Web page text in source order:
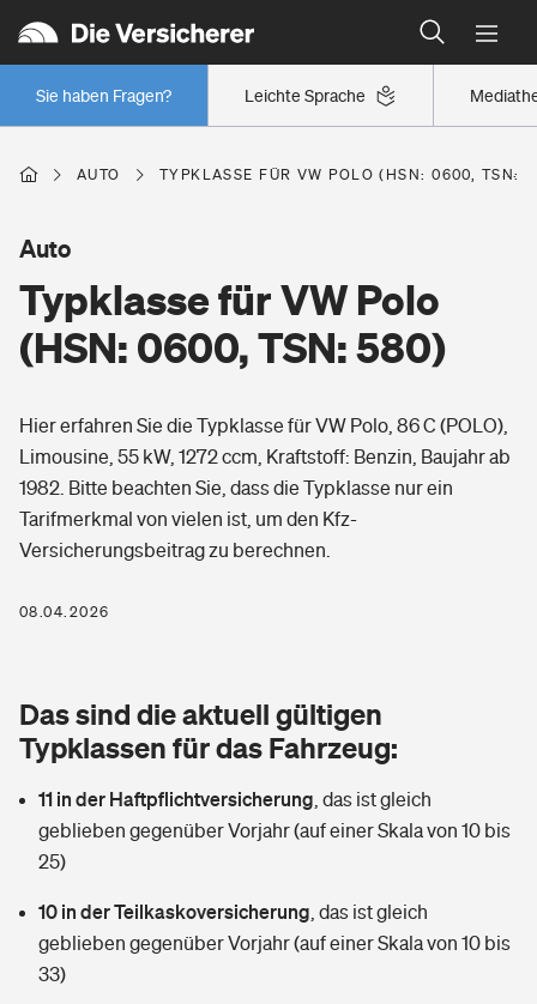
Leichte Sprache
Sie haben Fragen?
Wer versichert was: Jetzt Versicherer finden
Regionalklassen: So ist Ihre Region eingestuft
Wer versichert was: Jetzt Versicherer finden
Berufsunfähigkeitsversicherung
Erwerbsunfähigkeitsversicherung
Grundfähigkeitsversicherung
Arbeitsrechtsschutz
Berufshaftpflichtversicherung
Zur Übersicht
Tools
Wer versichert was: Jetzt Versicherer finden
Sie haben Fragen?
Wohnen
Glasversicherung
Mietkautionsversicherung
Restkreditversicherung
Zur Übersicht
Freizeit
Pri­vate Haft­pflicht­
Kinderunfall­ver­si­che­rung
Kinderinvalidität
Hundehalter-Haftpflicht
Gesundheit
Private Krankenversicherung
Dread-Disease-Versicherung
Tierkrankenversicherung
Zur Übersicht
Tools
AUTO TYPKLASSE FÜR VW POLO (HSN: 0600, TSN:
Typklasse für VW Polo
(HSN: 0600, TSN: 580)
Auto
Hier erfahren Sie die Typklasse für VW Polo, 86 C (POLO),
Limousine, 55 kW, 1272 ccm, Kraftstoff: Benzin, Baujahr ab
1982. Bitte beachten Sie, dass die Typklasse nur ein
Tarifmerkmal von vielen ist, um den Kfz-
Versicherungsbeitrag zu berechnen.
08.04.2026
Das sind die aktuell gültigen
Typklassen für das Fahrzeug:
11 in der Haftpflichtversicherung das ist gleich
geblieben gegenüber Vorjahr (auf einer Skala von 10 bis
25)
10 in der Teilkaskoversicherung das ist gleich
geblieben gegenüber Vorjahr (auf einer Skala von 10 bis
33)